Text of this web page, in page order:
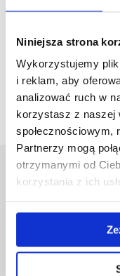
Niniejsza strona
Wykorzystujemy
i reklam, aby
analizować ruch w
korzystasz z naszej
społecznościowym,
Partnerzy mogą
otrzymanymi od
korzystania z ich
Działalność
zobacz więcej
nawigację
Mapa serwisu